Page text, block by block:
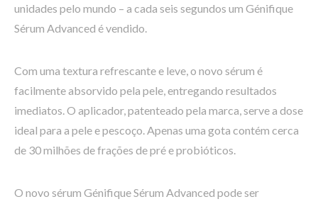
unidades pelo mundo – a cada seis segundos um Génifique
Sérum Advanced é vendido.
Com uma textura refrescante e leve, o novo sérum é
facilmente absorvido pela pele, entregando resultados
imediatos. O aplicador, patenteado pela marca, serve a dose
ideal para a pele e pescoço. Apenas uma gota contém cerca
de 30 milhões de frações de pré e probióticos.
O novo sérum Génifique Sérum Advanced pode ser